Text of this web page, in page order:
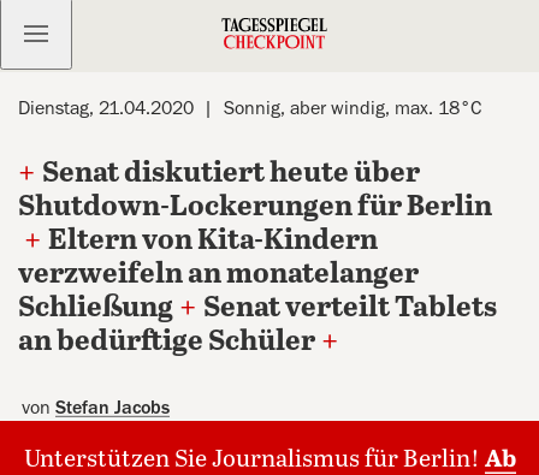
Kostenlos anmelden
Dienstag, 21.04.2020 Sonnig, aber windig, max. 18°C
+ Senat diskutiert heute über
Shutdown-Lockerungen für Berlin
+ Eltern von Kita-Kindern
verzweifeln an monatelanger
Schließung + Senat verteilt Tablets
an bedürftige Schüler +
von Stefan Jacobs
Unterstützen Sie Journalismus für Berlin! Ab